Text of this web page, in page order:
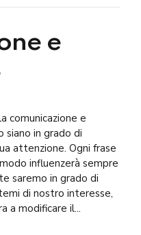
e
comunicazione e
siano in grado di
attenzione. Ogni frase
influenzerà sempre
saremo in grado di
di nostro interesse,
a modificare il...